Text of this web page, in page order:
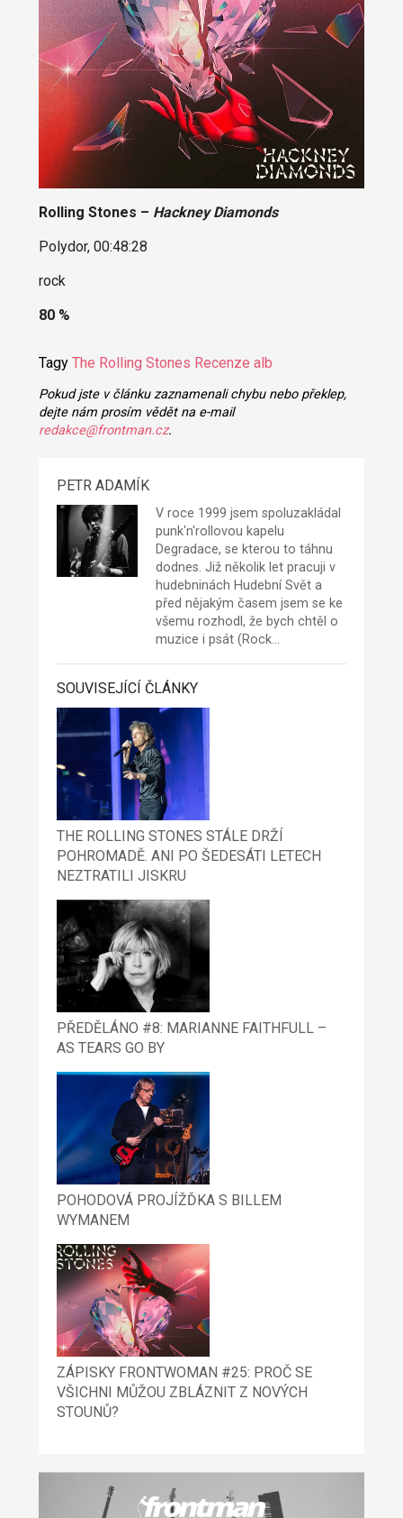
Rolling Stones – Hackney Diamonds
Polydor, 00:48:28
rock
80 %
Tagy The Rolling Stones Recenze alb
Pokud jste v článku zaznamenali chybu nebo překlep,
dejte nám prosím vědět na e-mail
redakce@frontman.cz.
PETR ADAMÍK
V roce 1999 jsem spoluzakládal
punk'n'rollovou kapelu
Degradace, se kterou to táhnu
dodnes. Již několik let pracuji v
hudebninách Hudební Svět a
před nějakým časem jsem se ke
všemu rozhodl, že bych chtěl o
muzice i psát (Rock…
SOUVISEJÍCÍ ČLÁNKY
THE ROLLING STONES STÁLE DRŽÍ
POHROMADĚ. ANI PO ŠEDESÁTI LETECH
NEZTRATILI JISKRU
PŘEDĚLÁNO #8: MARIANNE FAITHFULL –
AS TEARS GO BY
POHODOVÁ PROJÍŽĎKA S BILLEM
WYMANEM
ZÁPISKY FRONTWOMAN #25: PROČ SE
VŠICHNI MŮŽOU ZBLÁZNIT Z NOVÝCH
STOUNŮ?